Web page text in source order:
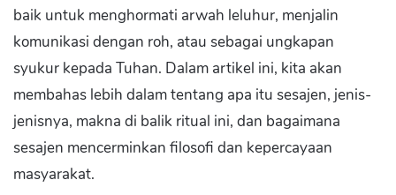
baik untuk menghormati arwah leluhur, menjalin
komunikasi dengan roh, atau sebagai ungkapan
syukur kepada Tuhan. Dalam artikel ini, kita akan
membahas lebih dalam tentang apa itu sesajen, jenis-
jenisnya, makna di balik ritual ini, dan bagaimana
sesajen mencerminkan filosofi dan kepercayaan
masyarakat.